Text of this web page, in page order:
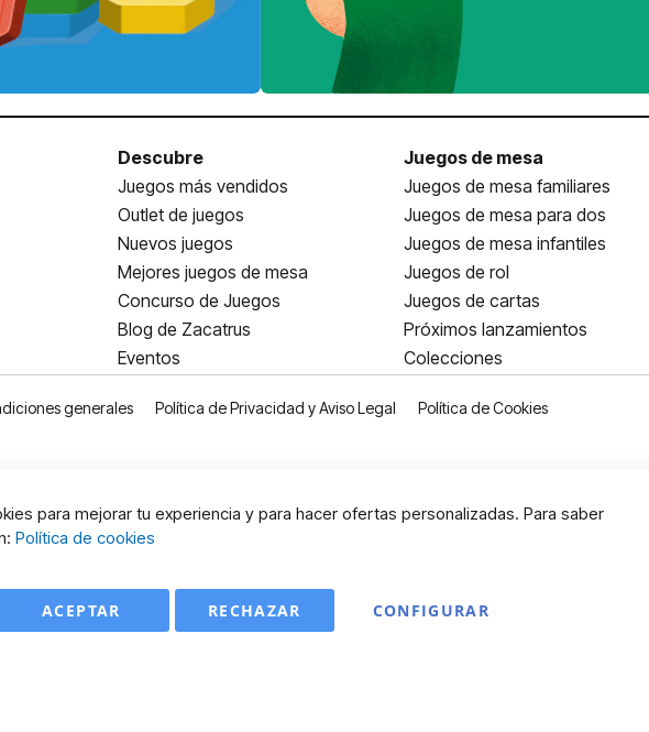
Descubre
Juegos más vendidos
Outlet de juegos
Nuevos juegos
Mejores juegos de mesa
Concurso de Juegos
Blog de Zacatrus
Eventos
Juegos de mesa
Juegos de mesa familiares
Juegos de mesa para dos
Juegos de mesa infantiles
Juegos de rol
Juegos de cartas
Próximos lanzamientos
Colecciones
generales Política de Privacidad y Aviso Legal Política de Cookies
para mejorar tu experiencia y para hacer ofertas personalizadas. Para saber
Política de cookies
ACEPTAR CONFIGURAR
RECHAZAR